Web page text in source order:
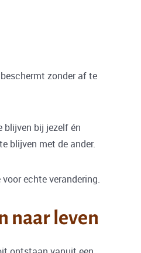
zonder af te
blijven bij jezelf én
blijven met de ander.
echte verandering.
naar leven